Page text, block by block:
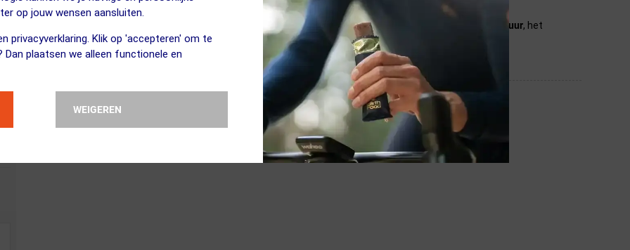
op jouw wensen aansluiten.
privacyverklaring. Klik op 'accepteren' om te
Dan plaatsen we alleen functionele en
WEIGEREN
vindt bij 15°C, zal voor de ander pas bij 10°C gedragen worden. Wij streven ernaar de aangegeven
temperatuur, het
te schatten samen met onze leveranciers, maar dit blijven slechts indicaties.